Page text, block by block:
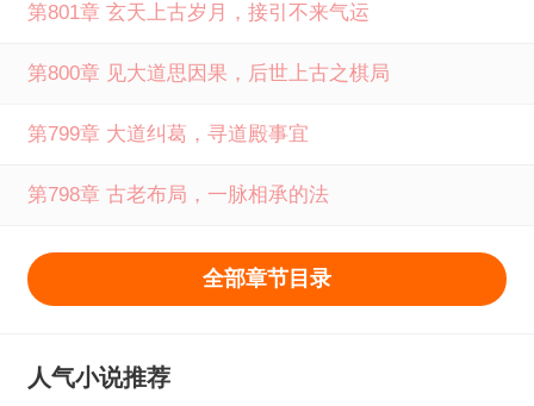
第801章 玄天上古岁月，接引不来气运
第800章 见大道思因果，后世上古之棋局
第799章 大道纠葛，寻道殿事宜
第798章 古老布局，一脉相承的法
全部章节目录
人气小说推荐